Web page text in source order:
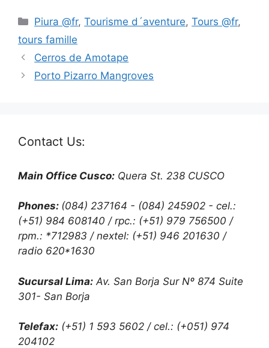
Piura @fr,Tourisme d´aventure,Tours @fr,
tours famille
Cerros de Amotape
Porto Pizarro Mangroves
Contact Us:
Main Office Cusco: Quera St. 238 CUSCO
Phones: (084) 237164 - (084) 245902 - cel.:
(+51) 984 608140 / rpc.: (+51) 979 756500 /
rpm.: *712983 / nextel: (+51) 946 201630 /
radio 620*1630
Sucursal Lima: Av. San Borja Sur Nº 874 Suite
301- San Borja
Telefax: (+51) 1 593 5602 / cel.: (+051) 974
204102